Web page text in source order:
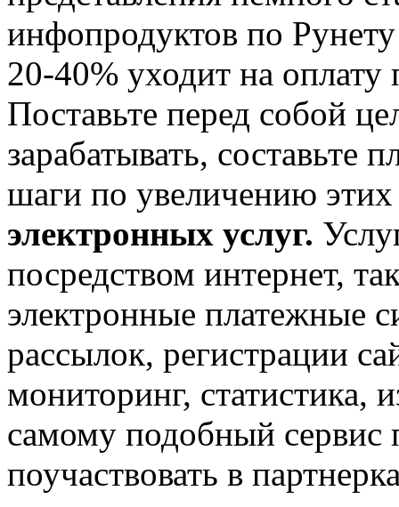
инфопродуктов по
20-40% уходит на оплату
Поставьте перед собой
зарабатывать, составьте
шаги по увеличению
электронных услуг.
посредством интернет,
электронные платежные
рассылок, регистрации
мониторинг, статистика,
самому подобный сервис
поучаствовать в